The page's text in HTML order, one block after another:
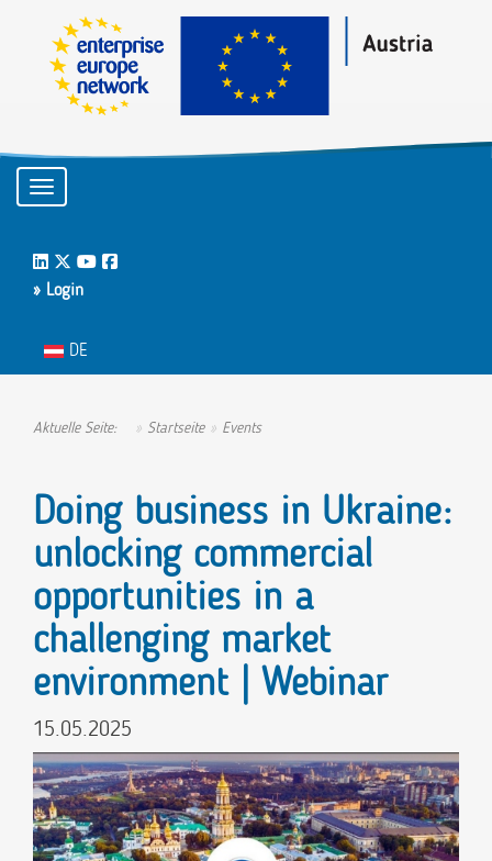
Toggle navigation
LinkedIn
Twitter
Youtube
Facebook
» Login
Sprache auswählen
DE
Aktuelle Seite: Startseite Events
Doing business in Ukraine:
unlocking commercial
opportunities in a
challenging market
environment | Webinar
15.05.2025